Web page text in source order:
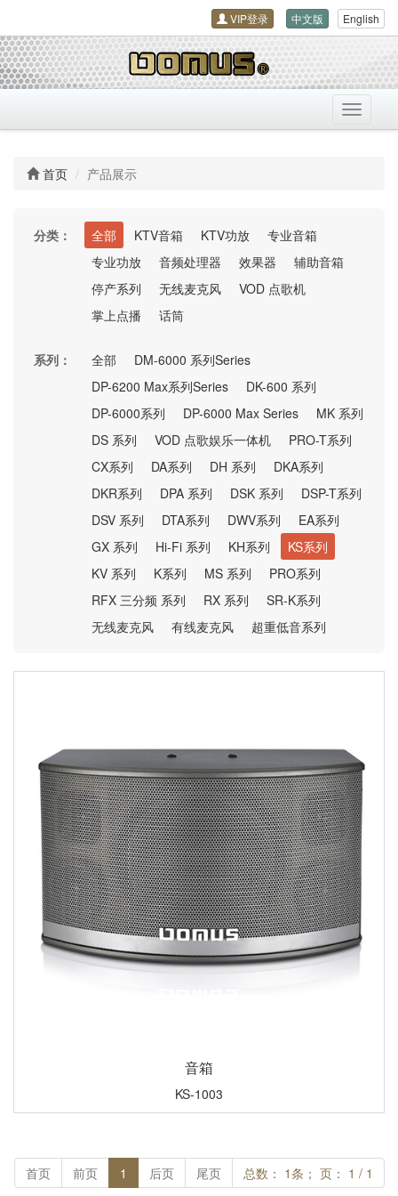
VIP登录 中文版 English
导
航
首页 产品展示
分类： 全部 KTV音箱 KTV功放
专业音箱
专业功放
音频处理器 效果器
辅助音箱
停产系列
无线麦克风
VOD 点歌机
掌上点播
话筒
系列： 全部
DM-6000 系列Series
DP-6200 Max系列Series
DK-600 系列
DP-6000系列
DP-6000 Max Series
MK 系列
DS 系列
VOD 点歌娱乐一体机
PRO-T系列
CX系列
DA系列 DH 系列
DKA系列
DKR系列
DPA 系列 DSK 系列
DSP-T系列
DSV 系列
DTA系列 DWV系列
EA系列
GX 系列
Hi-Fi 系列 KH系列
KS系列
KV 系列
K系列 MS 系列
PRO系列
RFX 三分频 系列
RX 系列
SR-K系列
无线麦克风
有线麦克风 超重低音系列
音箱
KS-1003
首页 前页 1 后页 尾页 总数： 1条； 页： 1 / 1